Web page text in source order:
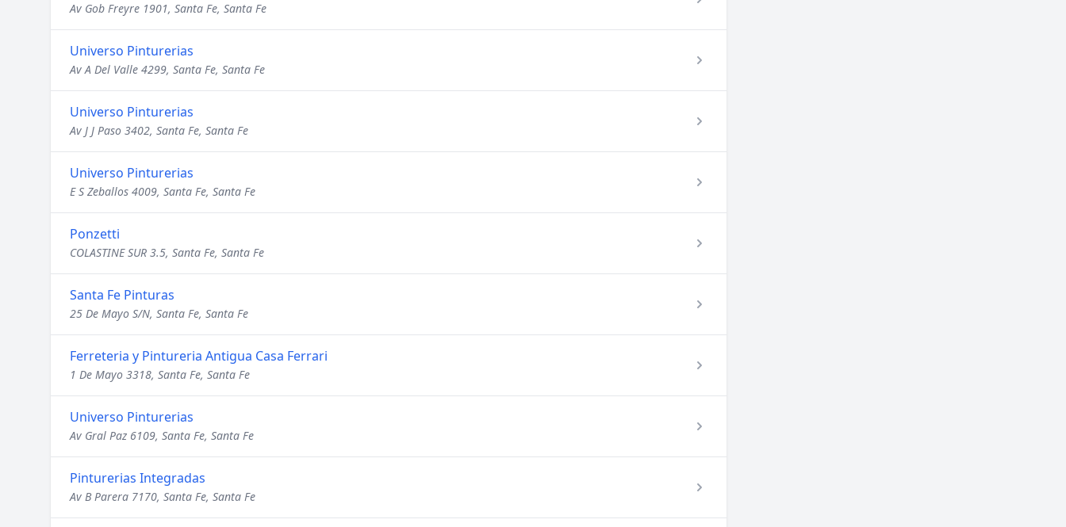
Av Gob Freyre 1901, Santa Fe, Santa Fe
Universo Pinturerias
Av A Del Valle 4299, Santa Fe, Santa Fe
Universo Pinturerias
Av J J Paso 3402, Santa Fe, Santa Fe
Universo Pinturerias
E S Zeballos 4009, Santa Fe, Santa Fe
Ponzetti
COLASTINE SUR 3.5, Santa Fe, Santa Fe
Santa Fe Pinturas
25 De Mayo S/N, Santa Fe, Santa Fe
Ferreteria y Pintureria Antigua Casa Ferrari
1 De Mayo 3318, Santa Fe, Santa Fe
Universo Pinturerias
Av Gral Paz 6109, Santa Fe, Santa Fe
Pinturerias Integradas
Av B Parera 7170, Santa Fe, Santa Fe